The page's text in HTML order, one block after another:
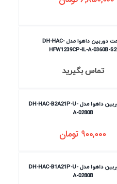
قیمت دوربین داهوا مدل DH-HAC-
HFW1239CP-IL-A-0360B-S2
تماس بگیرید
قیمت دوربین داهوا مدل DH-HAC-B2A21P-U-
A-0280B
900,000 تومان
قیمت دوربین داهوا مدل DH-HAC-B1A21P-U-
A-0280B